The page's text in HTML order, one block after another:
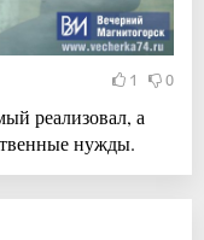
1 0
реализовал, а
нужды.